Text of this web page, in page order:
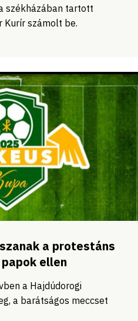
székházában tartott
Kurír számolt be.
a protestáns
ellen
a Hajdúdorogi
a barátságos meccset